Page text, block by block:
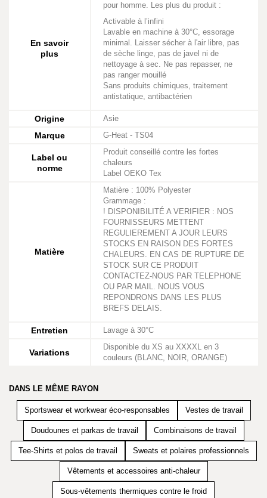
En savoir
plus
pour homme. Les plus du produit :
Activable à l’infini
Lavable en machine à 30°C, essorage
minimal. Laisser sécher à l'air libre, pas
de sèche linge, pas de javel ni de
nettoyage à sec. Ne pas repasser, ne
pas ranger mouillé
Sans produits chimiques, traitement
antistatique, antibactérien
Origine Asie
Marque G-Heat - TS04
Label ou
norme
Produit conseillé contre les fortes
chaleurs
Label OEKO Tex
Matière
Matière : 100% Polyester
Grammage :
! DISPONIBILITÉ A VERIFIER : NOS
FOURNISSEURS METTENT
REGULIEREMENT A JOUR LEURS
STOCKS EN RAISON DES FORTES
CHALEURS. EN CAS DE RUPTURE DE
STOCK SUR CE PRODUIT
CONTACTEZ-NOUS PAR TELEPHONE
OU PAR MAIL. NOUS VOUS
REPONDRONS DANS LES PLUS
BREFS DELAIS.
Entretien Lavage à 30°C
Variations
Disponible du XS au XXXXL en 3
couleurs (BLANC, NOIR, ORANGE)
DANS LE MÊME RAYON
Sportswear et workwear éco-responsables Vestes de travail
Doudounes et parkas de travail Combinaisons de travail
Tee-Shirts et polos de travail Sweats et polaires professionnels
Vêtements et accessoires anti-chaleur
Sous-vêtements thermiques contre le froid